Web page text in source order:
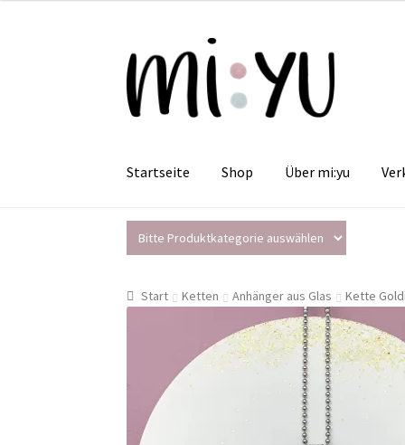
Navigation
springen
Inhalt
springen
Startseite Shop Über mi:yu
Start Ketten Anhänger aus Glas Kette